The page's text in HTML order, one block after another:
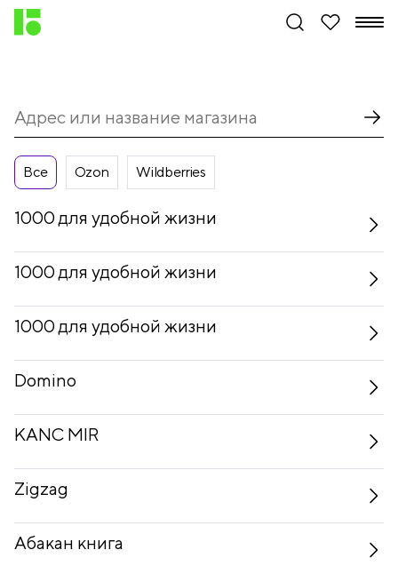
Все Ozon Wildberries
1000 для удобной жизни
1000 для удобной жизни
1000 для удобной жизни
Domino
KANC MIR
Zigzag
Абакан книга